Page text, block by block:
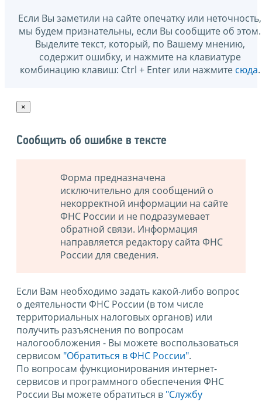
Если Вы заметили на сайте опечатку или неточность,
мы будем признательны, если Вы сообщите об этом.
Выделите текст, который, по Вашему мнению,
содержит ошибку, и нажмите на клавиатуре
комбинацию клавиш: Ctrl + Enter или нажмите сюда.
×
Сообщить об ошибке в тексте
Форма предназначена
исключительно для сообщений о
некорректной информации на сайте
ФНС России и не подразумевает
обратной связи. Информация
направляется редактору сайта ФНС
России для сведения.
Если Вам необходимо задать какой-либо вопрос
о деятельности ФНС России (в том числе
территориальных налоговых органов) или
получить разъяснения по вопросам
налогообложения - Вы можете воспользоваться
сервисом "Обратиться в ФНС России".
По вопросам функционирования интернет-
сервисов и программного обеспечения ФНС
России Вы можете обратиться в "Службу